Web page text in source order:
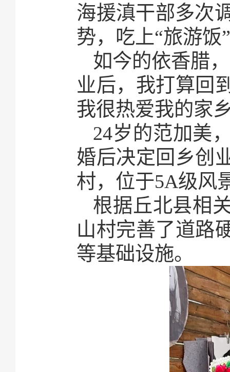
海援滇干部多次
势，吃上“旅游
如今的依香腊
业后，我打算回
我很热爱我的家
24岁的范加美
婚后决定回乡创
村，位于5A级风
根据丘北县相
山村完善了道路
等基础设施。